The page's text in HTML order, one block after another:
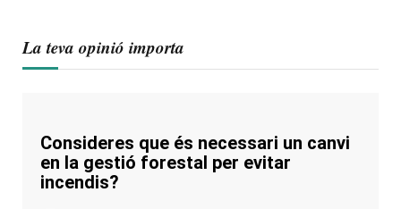
La teva opinió importa
Consideres que és necessari un canvi
en la gestió forestal per evitar
incendis?